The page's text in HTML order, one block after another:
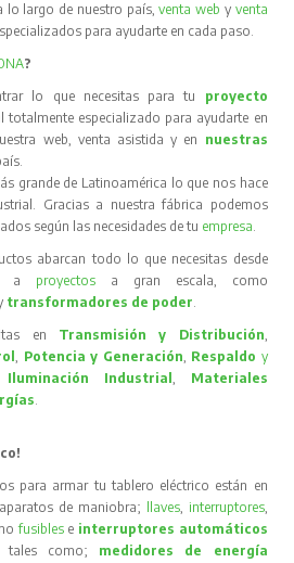
lo largo de nuestro país,venta web y venta
para ayudarte en cada paso.
?
lo que necesitas para tu proyecto
totalmente especializado para ayudarte en
web, venta asistida y en nuestras
grande de Latinoamérica lo que nos hace
Gracias a nuestra fábrica podemos
según las necesidades de tu empresa.
abarcan todo lo que necesitas desde
a proyectos
a gran escala, como
transformadores de poder.
en Transmisión y Distribución,
, Potencia y Generación, Respaldo y
Iluminación Industrial , Materiales
.
para armar tu tablero eléctrico están en
de maniobra; llaves, interruptores,
fusibles e interruptores automáticos
tales como; medidores de energía